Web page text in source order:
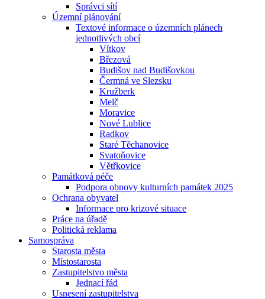
Správci sítí
Územní plánování
Textové informace o územních plánech
jednotlivých obcí
Vítkov
Březová
Budišov nad Budišovkou
Čermná ve Slezsku
Kružberk
Melč
Moravice
Nové Lublice
Radkov
Staré Těchanovice
Svatoňovice
Větřkovice
Památková péče
Podpora obnovy kulturních památek 2025
Ochrana obyvatel
Informace pro krizové situace
Práce na úřadě
Politická reklama
Samospráva
Starosta města
Místostarosta
Zastupitelstvo města
Jednací řád
Usnesení zastupitelstva